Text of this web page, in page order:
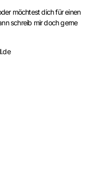
möchtest dich für einen
schreib mir doch gerne